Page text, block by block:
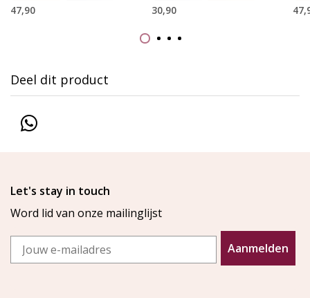
47,90 30,90
Deel dit product
Let's stay in touch
Word lid van onze mailinglijst
Email
Aanmelden